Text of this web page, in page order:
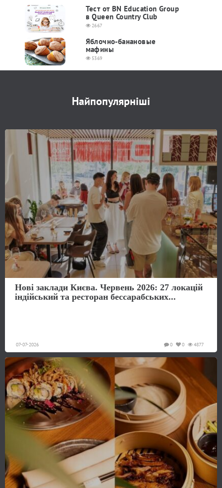
Тест от BN Education Group
в Queen Country Club
2667
Яблочно-банановые
мафины
5369
Найпопулярніші
Нові заклади Києва. Червень 2026: 27 локацій
індійський та ресторан бессарабських...
07-07-2026 4877
0
0